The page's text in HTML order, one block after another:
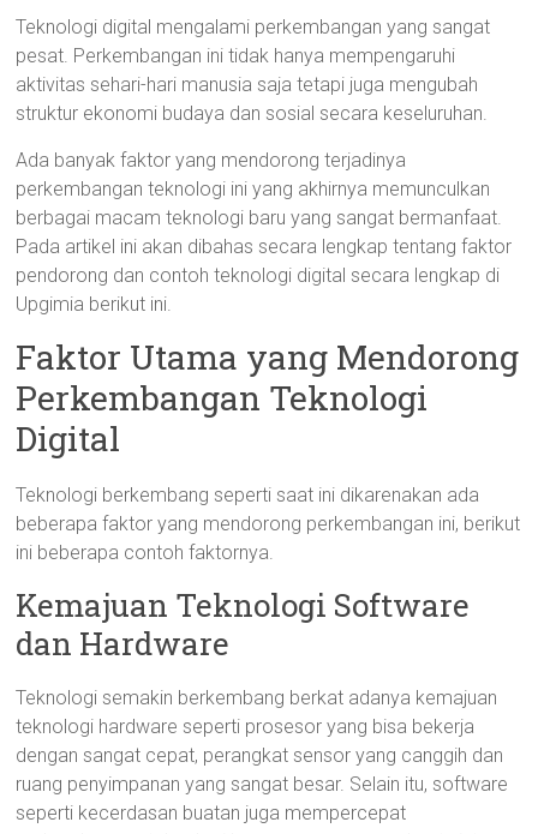
Teknologi digital mengalami perkembangan yang sangat
pesat. Perkembangan ini tidak hanya mempengaruhi
aktivitas sehari-hari manusia saja tetapi juga mengubah
struktur ekonomi budaya dan sosial secara keseluruhan.
Ada banyak faktor yang mendorong terjadinya
perkembangan teknologi ini yang akhirnya memunculkan
berbagai macam teknologi baru yang sangat bermanfaat.
Pada artikel ini akan dibahas secara lengkap tentang faktor
pendorong dan contoh teknologi digital secara lengkap di
Upgimia berikut ini.
Faktor Utama yang Mendorong
Perkembangan Teknologi
Digital
Teknologi berkembang seperti saat ini dikarenakan ada
beberapa faktor yang mendorong perkembangan ini, berikut
ini beberapa contoh faktornya.
Kemajuan Teknologi Software
dan Hardware
Teknologi semakin berkembang berkat adanya kemajuan
teknologi hardware seperti prosesor yang bisa bekerja
dengan sangat cepat, perangkat sensor yang canggih dan
ruang penyimpanan yang sangat besar. Selain itu, software
seperti kecerdasan buatan juga mempercepat